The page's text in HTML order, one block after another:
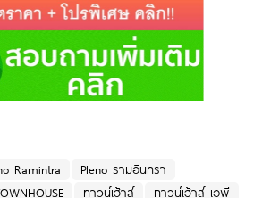
Ramintra
Pleno รามอินทรา
ทาวน์เฮ้าส์
ทาวน์เฮ้าส์ เอพี